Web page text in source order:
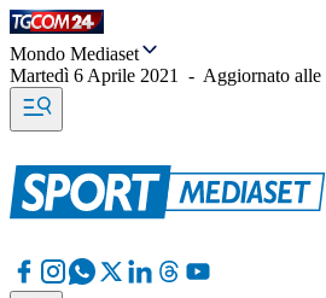
Mondo Mediaset
Martedì 6 Aprile 2021
- Aggiornato alle